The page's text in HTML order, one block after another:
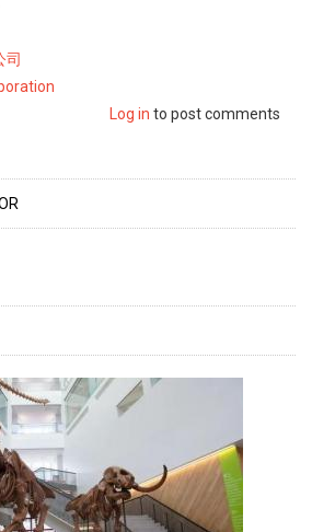
司
Log in to post comments